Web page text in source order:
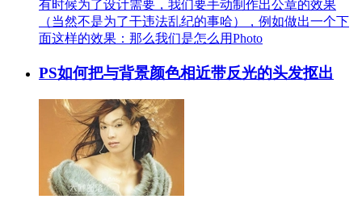
有时候为了设计需要，我们要手动制作出公章的效果
（当然不是为了干违法乱纪的事哈），例如做出一个下
面这样的效果：那么我们是怎么用Photo
PS如何把与背景颜色相近带反光的头发抠出